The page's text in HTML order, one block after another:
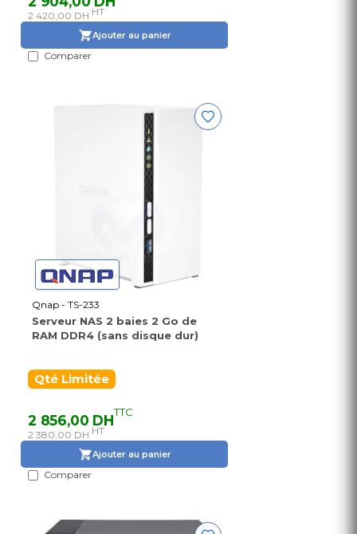
2 420,00 DH HT
Ajouter au panier
Comparer
Qnap - TS-233
Serveur NAS 2 baies 2 Go de
RAM DDR4 (sans disque dur)
Qté Limitée
2 856,00 DHTTC
2 380,00 DH HT
Ajouter au panier
Comparer